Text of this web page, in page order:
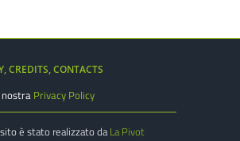
CREDITS, CONTACTS
nostraPrivacy Policy
è stato realizzato daLa Pivot